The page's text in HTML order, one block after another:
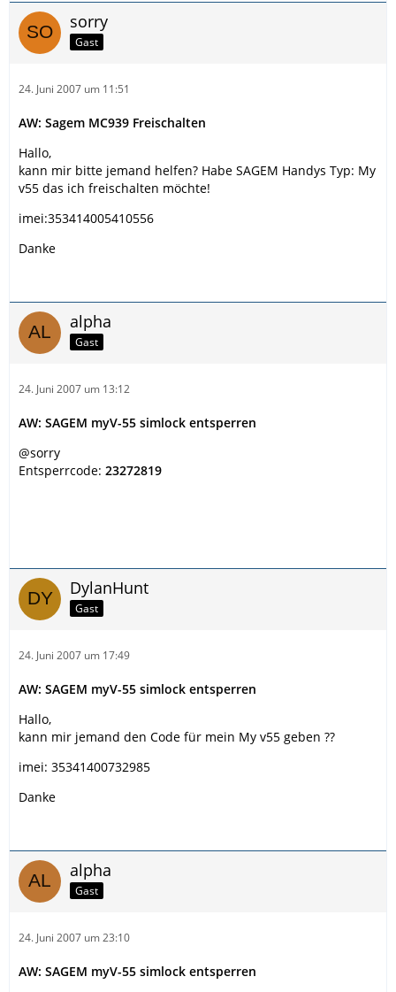
sorry
Gast
24. Juni 2007 um 11:51
AW: Sagem MC939 Freischalten
Hallo,
kann mir bitte jemand helfen? Habe SAGEM Handys Typ: My
v55 das ich freischalten möchte!
imei:353414005410556
Danke
alpha
Gast
24. Juni 2007 um 13:12
AW: SAGEM myV-55 simlock entsperren
@sorry
Entsperrcode: 23272819
DylanHunt
Gast
24. Juni 2007 um 17:49
AW: SAGEM myV-55 simlock entsperren
Hallo,
kann mir jemand den Code für mein My v55 geben ??
imei: 35341400732985
Danke
alpha
Gast
24. Juni 2007 um 23:10
AW: SAGEM myV-55 simlock entsperren